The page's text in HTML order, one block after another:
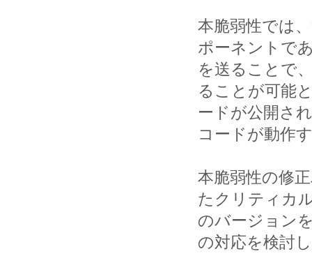
本脆弱性では
ポーネントで
を送ることで
ることが可能
ードが公開さ
コードが動作
本脆弱性の修
たクリティカ
のバージョン
の対応を検討